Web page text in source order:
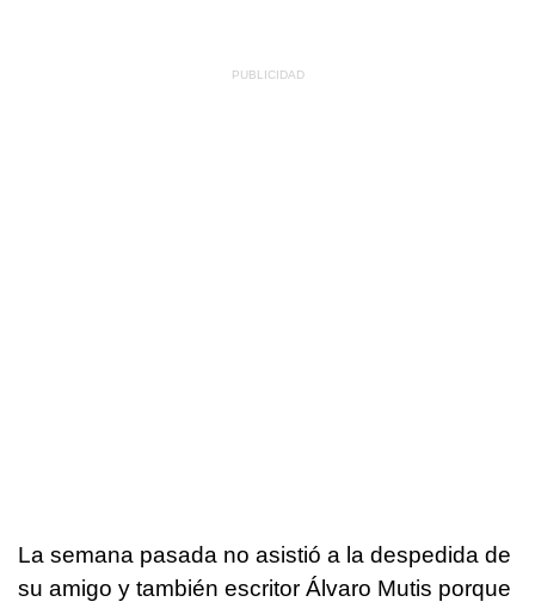
La semana pasada no asistió a la despedida de
su amigo y también escritor Álvaro Mutis porque